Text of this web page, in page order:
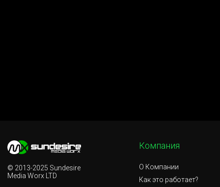
© 2013-2025 Sundesire
Media Worx LTD
Компания
О Компании
Как это работает?